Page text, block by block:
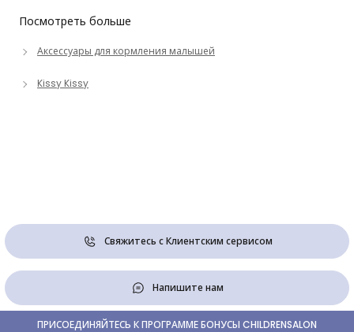
Посмотреть больше
Аксессуары для кормления малышей
Kissy Kissy
Свяжитесь с Клиентским сервисом
Напишите нам
ПРИСОЕДИНЯЙТЕСЬ К ПРОГРАММЕ БОНУСЫ CHILDRENSALON